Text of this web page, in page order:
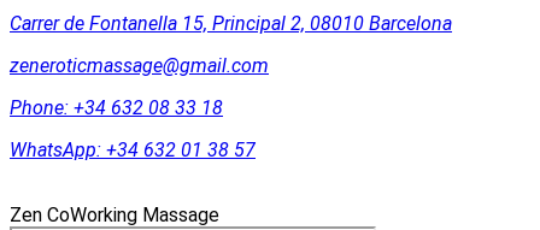
Carrer de Fontanella 15, Principal 2, 08010 Barcelona
zeneroticmassage@gmail.com
Phone: +34 632 08 33 18
WhatsApp: +34 632 01 38 57
Zen CoWorking Massage